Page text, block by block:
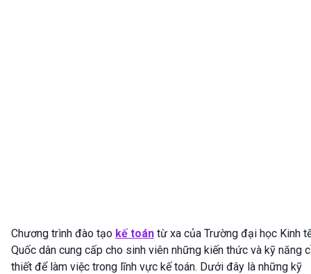
Chương trình đào tạo kế toán từ xa của Trường đại học Kinh
Quốc dân cung cấp cho sinh viên những kiến thức và kỹ năng
thiết để làm việc trong lĩnh vực kế toán. Dưới đây là những kỹ